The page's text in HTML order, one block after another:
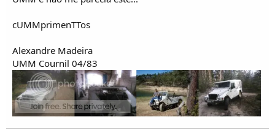
cUMMprimenTTos
Alexandre Madeira
UMM Cournil 04/83